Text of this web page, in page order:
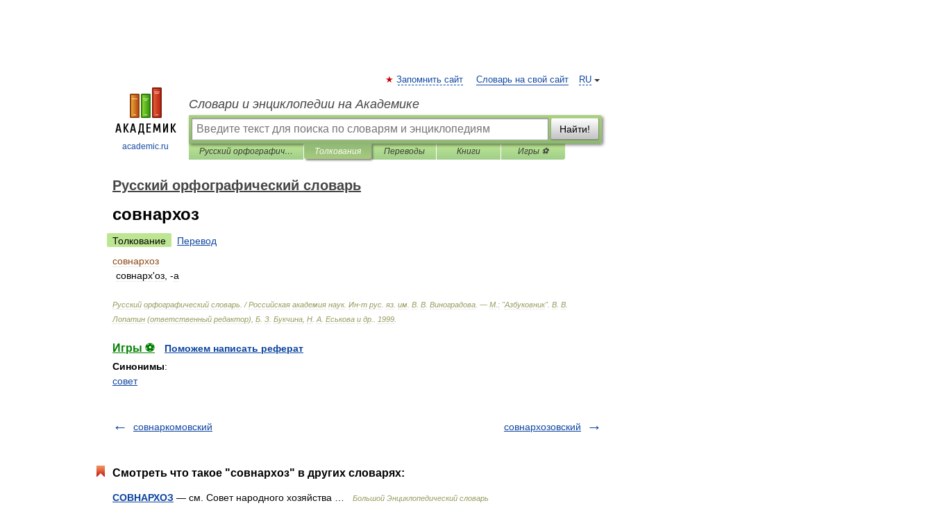
academic.ru
RU
Запомнить сайт Словарь на свой сайт
Словари и энциклопедии на Академике
Найти!
Русский орфографический словарь Толкования Переводы Книги Игры ⚽
Русский орфографический словарь
совнархоз
Толкование
Перевод
совнархоз
совнарх'оз , -а
Русский орфографический словарь . /Российская академия наук. Ин-т рус яз им В В Виноградова . — М : "Азбуковник". В В
Лопатин (ответственный редактор), Б З Букчина Н А Еськова и др 1999
Игры ⚽
Поможем написать реферат
Синонимы:
совет
совнаркомовский совнархозовский
Смотреть что такое "совнархоз" в других словарях:
СОВНАРХОЗ — см. Совет народного хозяйства … Большой Энциклопедический словарь